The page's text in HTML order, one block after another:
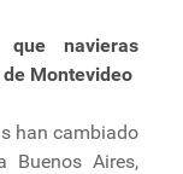
que navieras
Montevideo
han cambiado
Buenos Aires,